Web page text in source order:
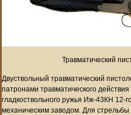
Травматический
Двуствольный травматический
патронами травматического действия
гладкоствольного ружья Иж-43КН 12-
механическим заводом. Для